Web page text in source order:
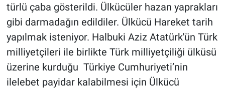
türlü çaba gösterildi. Ülkücüler hazan yaprakları
gibi darmadağın edildiler. Ülkücü Hareket tarih
yapılmak isteniyor. Halbuki Aziz Atatürk'ün Türk
milliyetçileri ile birlikte Türk milliyetçiliği ülküsü
üzerine kurduğu Türkiye Cumhuriyeti’nin
ilelebet payidar kalabilmesi için Ülkücü